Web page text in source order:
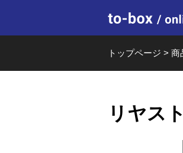
トップページ > 商
リヤス